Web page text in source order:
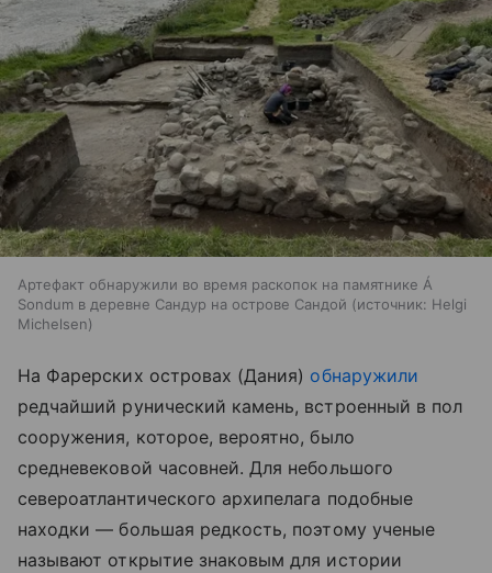
Артефакт обнаружили во время раскопок на памятнике Á
Sondum в деревне Сандур на острове Сандой
источник: Helgi
Michelsen
На Фарерских островах (Дания) обнаружили
редчайший рунический камень, встроенный в пол
сооружения, которое, вероятно, было
средневековой часовней. Для небольшого
североатлантического архипелага подобные
находки — большая редкость, поэтому ученые
называют открытие знаковым для истории